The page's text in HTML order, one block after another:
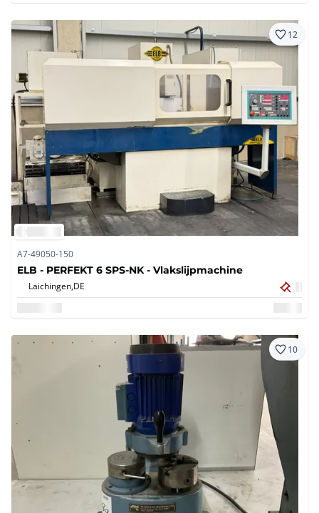
12
A7-49050-150
ELB - PERFEKT 6 SPS-NK - Vlakslijpmachine
Laichingen,DE
10